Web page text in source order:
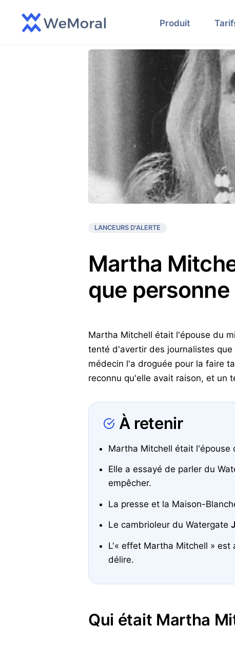
Produit
LANCEURS D'ALERTE
Martha
que
Martha Mitchell était l'épouse du
tenté d'avertir des journalistes
médecin l'a droguée pour la faire
reconnu qu'elle avait raison, et un
À retenir
Martha Mitchell était l'épouse
Elle a essayé de parler du
empêcher.
La presse et la Maison-
Le cambrioleur du Watergate
L'« effet Martha Mitchell »
délire.
Qui était Martha